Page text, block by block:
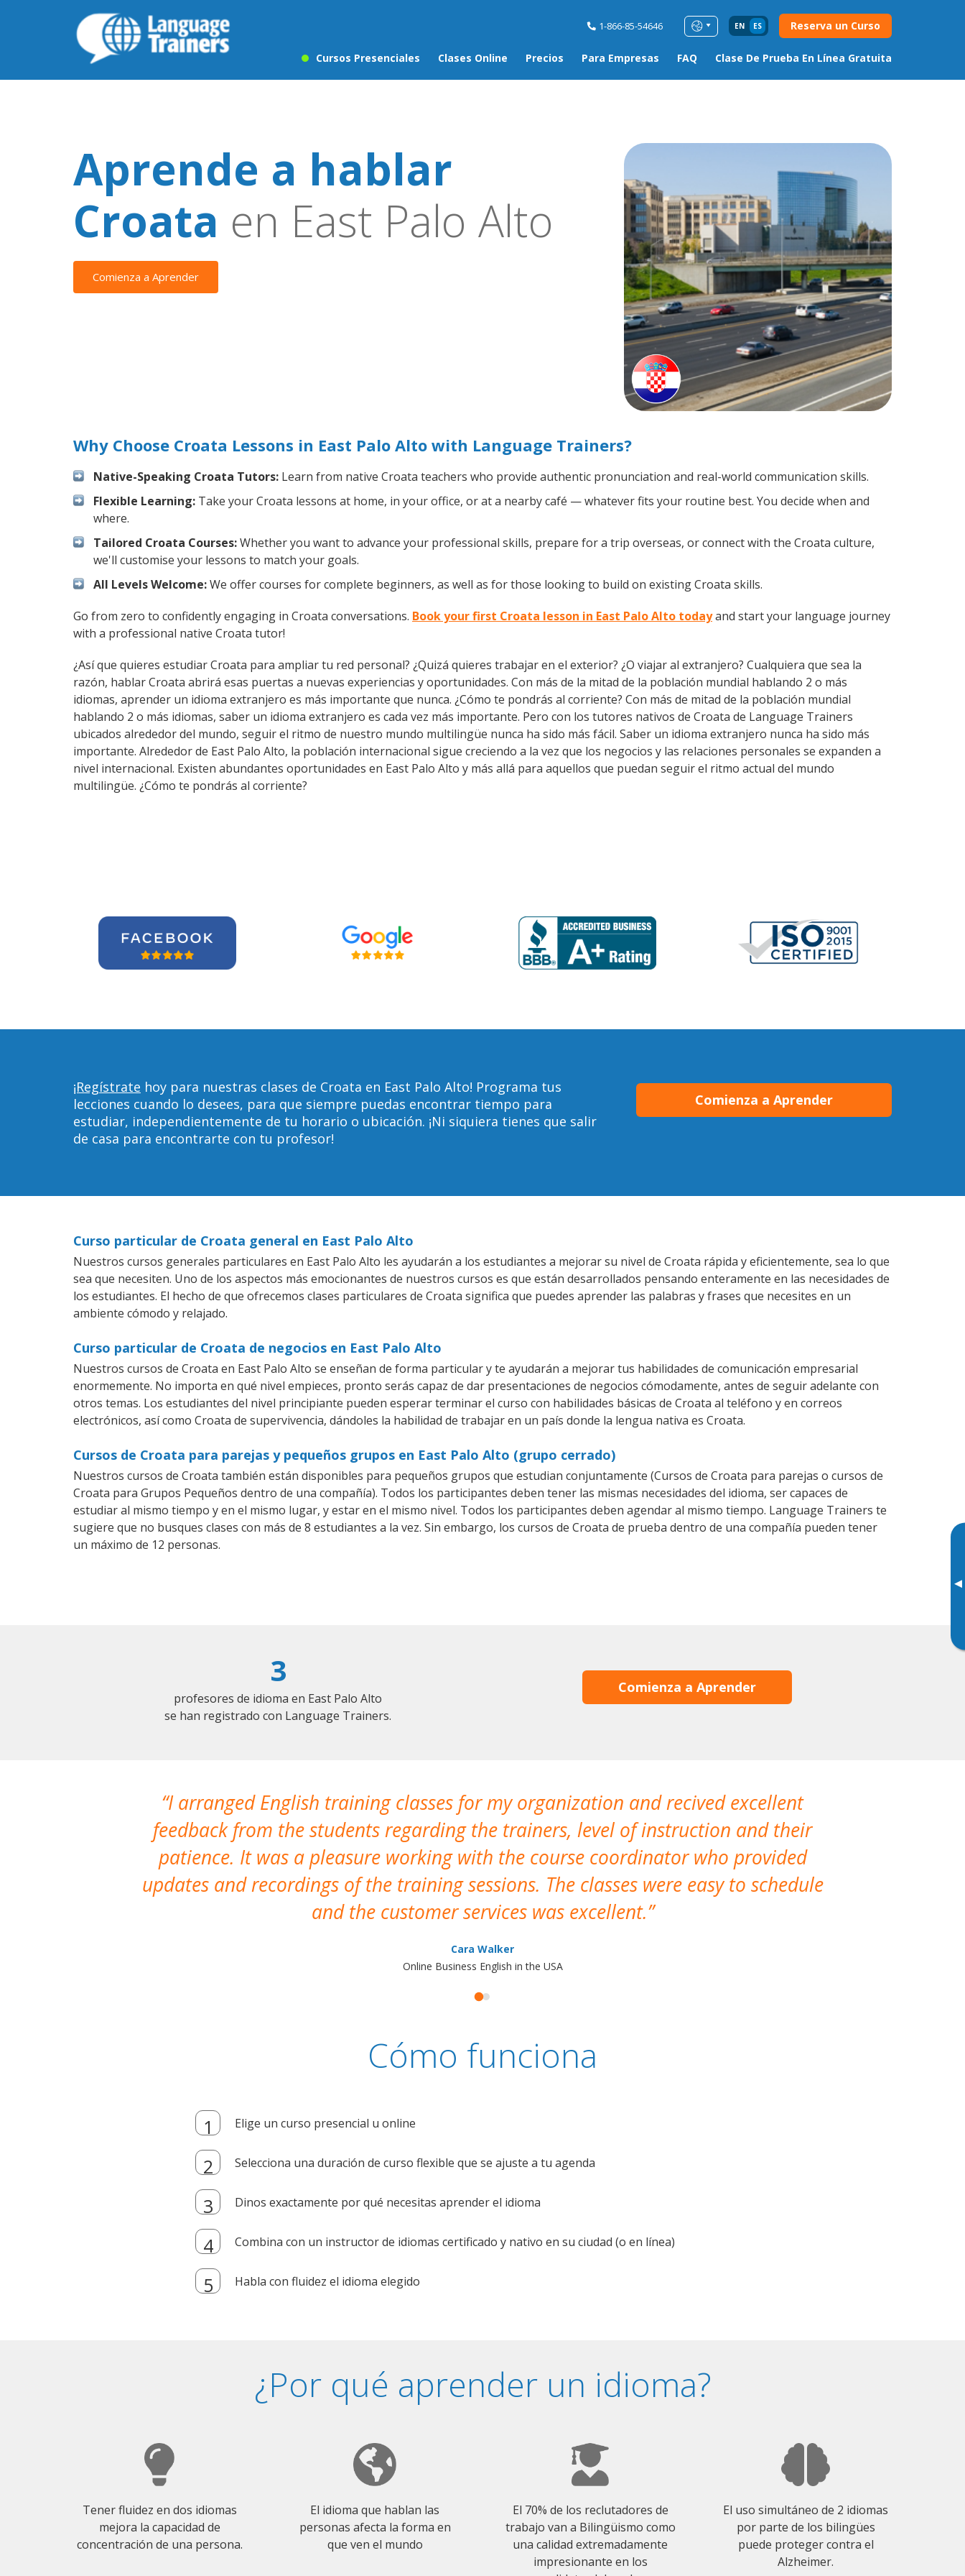
1-866-85-54646 EN ES Reserva un Curso
Cursos Presenciales Clases Online Precios Para Empresas FAQ Clase De Prueba En Línea Gratuita
▸
Aprende a hablar
Croata en East Palo Alto
Comienza a Aprender
Why Choose Croata Lessons in East Palo Alto with Language Trainers?
Native-Speaking Croata Tutors: Learn from native Croata teachers who provide authentic pronunciation and real-world communication skills.
Flexible Learning: Take your Croata lessons at home, in your office, or at a nearby café — whatever fits your routine best. You decide when and
where.
Tailored Croata Courses:Whether you want to advance your professional skills, prepare for a trip overseas, or connect with the Croata culture,
we'll customise your lessons to match your goals.
All Levels Welcome:We offer courses for complete beginners, as well as for those looking to build on existing Croata skills.
Go from zero to confidently engaging in Croata conversations. Book your first Croata lesson in East Palo Alto todayand start your language journey
with a professional native Croata tutor!
¿Así que quieres estudiar Croata para ampliar tu red personal? ¿Quizá quieres trabajar en el exterior? ¿O viajar al extranjero? Cualquiera que sea la
razón, hablar Croata abrirá esas puertas a nuevas experiencias y oportunidades. Con más de la mitad de la población mundial hablando 2 o más
idiomas, aprender un idioma extranjero es más importante que nunca. ¿Cómo te pondrás al corriente? Con más de mitad de la población mundial
hablando 2 o más idiomas, saber un idioma extranjero es cada vez más importante. Pero con los tutores nativos de Croata de Language Trainers
ubicados alrededor del mundo, seguir el ritmo de nuestro mundo multilingüe nunca ha sido más fácil. Saber un idioma extranjero nunca ha sido más
importante. Alrededor de East Palo Alto, la población internacional sigue creciendo a la vez que los negocios y las relaciones personales se expanden a
nivel internacional. Existen abundantes oportunidades en East Palo Alto y más allá para aquellos que puedan seguir el ritmo actual del mundo
multilingüe. ¿Cómo te pondrás al corriente?
¡Regístrate hoy para nuestras clases de Croata en East Palo Alto! Programa tus
lecciones cuando lo desees, para que siempre puedas encontrar tiempo para
estudiar, independientemente de tu horario o ubicación. ¡Ni siquiera tienes que salir
de casa para encontrarte con tu profesor!
Comienza a Aprender
Curso particular de Croata general en East Palo Alto
Nuestros cursos generales particulares en East Palo Alto les ayudarán a los estudiantes a mejorar su nivel de Croata rápida y eficientemente, sea lo que
sea que necesiten. Uno de los aspectos más emocionantes de nuestros cursos es que están desarrollados pensando enteramente en las necesidades de
los estudiantes. El hecho de que ofrecemos clases particulares de Croata significa que puedes aprender las palabras y frases que necesites en un
ambiente cómodo y relajado.
Curso particular de Croata de negocios en East Palo Alto
Nuestros cursos de Croata en East Palo Alto se enseñan de forma particular y te ayudarán a mejorar tus habilidades de comunicación empresarial
enormemente. No importa en qué nivel empieces, pronto serás capaz de dar presentaciones de negocios cómodamente, antes de seguir adelante con
otros temas. Los estudiantes del nivel principiante pueden esperar terminar el curso con habilidades básicas de Croata al teléfono y en correos
electrónicos, así como Croata de supervivencia, dándoles la habilidad de trabajar en un país donde la lengua nativa es Croata.
Cursos de Croata para parejas y pequeños grupos en East Palo Alto (grupo cerrado)
Nuestros cursos de Croata también están disponibles para pequeños grupos que estudian conjuntamente (Cursos de Croata para parejas o cursos de
Croata para Grupos Pequeños dentro de una compañía). Todos los participantes deben tener las mismas necesidades del idioma, ser capaces de
estudiar al mismo tiempo y en el mismo lugar, y estar en el mismo nivel. Todos los participantes deben agendar al mismo tiempo. Language Trainers te
sugiere que no busques clases con más de 8 estudiantes a la vez. Sin embargo, los cursos de Croata de prueba dentro de una compañía pueden tener
un máximo de 12 personas.
3
profesores de idioma en East Palo Alto
se han registrado con Language Trainers.
Comienza a Aprender
I arranged English training classes for my organization and recived excellent
feedback from the students regarding the trainers, level of instruction and their
patience. It was a pleasure working with the course coordinator who provided
updates and recordings of the training sessions. The classes were easy to schedule
and the customer services was excellent.
Cara Walker
Online Business English in the USA
Cómo funciona
Elige un curso presencial u online
Selecciona una duración de curso flexible que se ajuste a tu agenda
Dinos exactamente por qué necesitas aprender el idioma
Combina con un instructor de idiomas certificado y nativo en su ciudad (o en línea)
Habla con fluidez el idioma elegido
¿Por qué aprender un idioma?
Tener fluidez en dos idiomas
mejora la capacidad de
concentración de una persona.
El idioma que hablan las
personas afecta la forma en
que ven el mundo
El 70% de los reclutadores de
trabajo van a Bilingüismo como
una calidad extremadamente
impresionante en los
El uso simultáneo de 2 idiomas
por parte de los bilingües
puede proteger contra el
Alzheimer.